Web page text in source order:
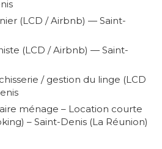
(LCD / Airbnb) — Saint-
(LCD / Airbnb) — Saint-
/ gestion du linge (LCD
ménage – Location courte
– Saint-Denis (La Réunion)